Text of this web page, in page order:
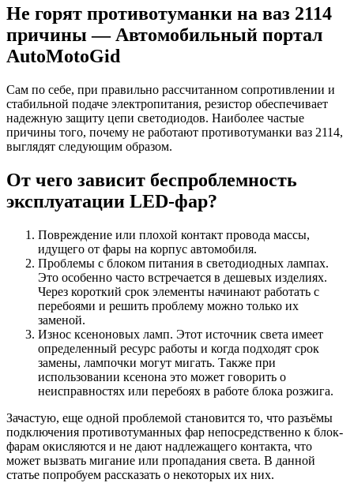
Не горят противотуманки на ваз 2114
причины — Автомобильный портал
AutoMotoGid
Сам по себе, при правильно рассчитанном сопротивлении и
стабильной подаче электропитания, резистор обеспечивает
надежную защиту цепи светодиодов. Наиболее частые
причины того, почему не работают противотуманки ваз 2114,
выглядят следующим образом.
От чего зависит беспроблемность
эксплуатации LED-фар?
Повреждение или плохой контакт провода массы,
идущего от фары на корпус автомобиля.
Проблемы с блоком питания в светодиодных лампах.
Это особенно часто встречается в дешевых изделиях.
Через короткий срок элементы начинают работать с
перебоями и решить проблему можно только их
заменой.
Износ ксеноновых ламп. Этот источник света имеет
определенный ресурс работы и когда подходят срок
замены, лампочки могут мигать. Также при
использовании ксенона это может говорить о
неисправностях или перебоях в работе блока розжига.
Зачастую, еще одной проблемой становится то, что разъёмы
подключения противотуманных фар непосредственно к блок-
фарам окисляются и не дают надлежащего контакта, что
может вызвать мигание или пропадания света. В данной
статье попробуем рассказать о некоторых их них.